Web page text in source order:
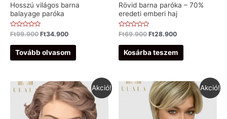
Hosszú világos barna
balayage paróka
Értékelés:
0
/
Ft99.900 Ft34.900
Tovább olvasom
Rövid barna paróka – 70%
eredeti emberi haj
Értékelés:
0
/
Ft69.900 Ft28.900
Kosárba teszem
Akció! Akció!